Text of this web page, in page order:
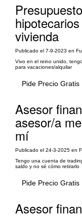
vivienda
Publicado el 7-9-2023 en
Vivo en el reino unido,
para vacaciones/alquilar
Pide Precio Gratis
Asesor
asesor/a
mí
Publicado el 24-3-2025 en
Tengo una cuenta de
saldo y no sé cómo retirarlo
Pide Precio Gratis
Asesor